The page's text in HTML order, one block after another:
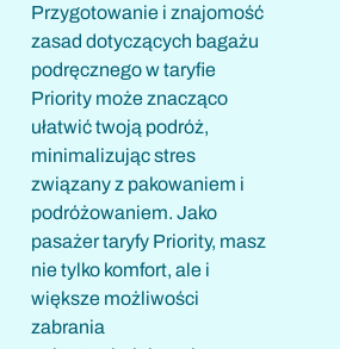
Przygotowanie i znajomość
zasad dotyczących bagażu
podręcznego w taryfie
Priority może znacząco
ułatwić twoją podróż,
minimalizując stres
związany z pakowaniem i
podróżowaniem. Jako
pasażer taryfy Priority, masz
nie tylko komfort, ale i
większe możliwości
zabrania